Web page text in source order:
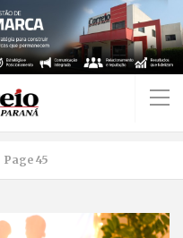
Page 45